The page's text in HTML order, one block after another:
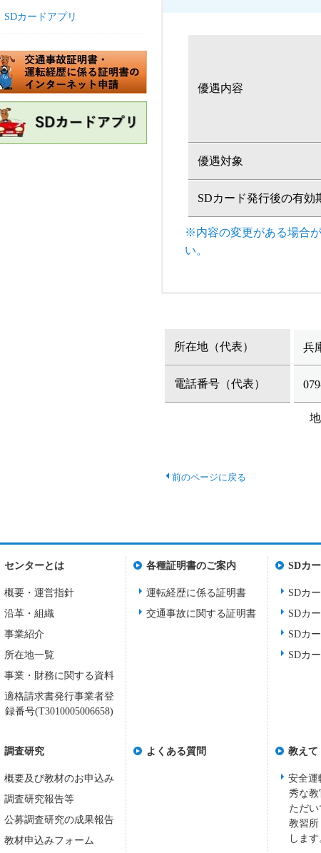
優遇内容
優遇対象
SDカード発行後の有効
※内容の変更がある場合
い。
所在地（代表） 兵
電話番号（代表）
SDカードアプリ
センターとは
概要・運営指針
沿革・組織
事業紹介
所在地一覧
事業・財務に関する資料
適格請求書発行事業者登
録番号(T3010005006658)
各種証明書のご案内
運転経歴に係る証明書
交通事故に関する証明書
SDカ
SDカ
SDカ
SDカ
SDカ
調査研究
概要及び教材のお申込み
調査研究報告等
公募調査研究の成果報告
教材申込みフォーム
よくある質問 教えて
安全運
秀な
ただ
教習
します